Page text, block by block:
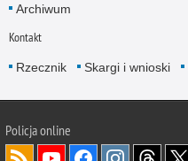
Archiwum
Kontakt
Rzecznik Skargi i wnioski
Policjaonline